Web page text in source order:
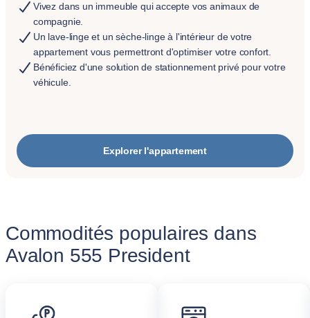
Vivez dans un immeuble qui accepte vos animaux de
compagnie.
Un lave-linge et un sèche-linge à l'intérieur de votre
appartement vous permettront d'optimiser votre confort.
Bénéficiez d'une solution de stationnement privé pour votre
véhicule.
Explorer l'appartement
Commodités populaires dans
Avalon 555 President